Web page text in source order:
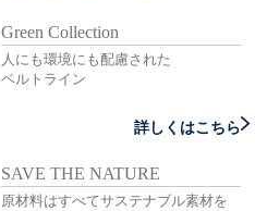
Green Collection
人にも環境にも配慮された
ベルトライン
詳しくはこちら
SAVE THE NATURE
原材料はすべてサステナブル素材を